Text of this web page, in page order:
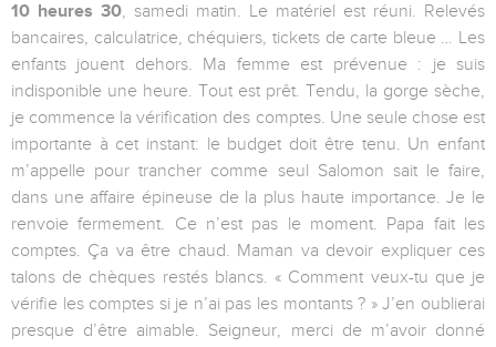
10 heures 30, samedi matin. Le matériel est réuni. Relevés
bancaires, calculatrice, chéquiers, tickets de carte bleue … Les
enfants jouent dehors. Ma femme est prévenue : je suis
indisponible une heure. Tout est prêt. Tendu, la gorge sèche,
je commence la vérification des comptes. Une seule chose est
importante à cet instant: le budget doit être tenu. Un enfant
m’appelle pour trancher comme seul Salomon sait le faire,
dans une affaire épineuse de la plus haute importance. Je le
renvoie fermement. Ce n’est pas le moment. Papa fait les
comptes. Ça va être chaud. Maman va devoir expliquer ces
talons de chèques restés blancs. « Comment veux-tu que je
vérifie les comptes si je n’ai pas les montants ? » J’en oublierai
presque d’être aimable. Seigneur, merci de m’avoir donné